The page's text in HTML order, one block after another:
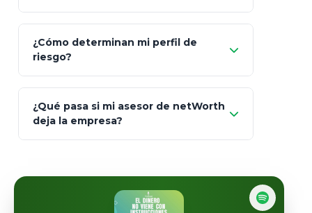
Prudential
Fintual
Art.
93
totalmente
libres de impuestos
¿Cómo determinan mi perfil de
riesgo?
¿Qué pasa si mi asesor de netWorth
deja la empresa?
automáticamente